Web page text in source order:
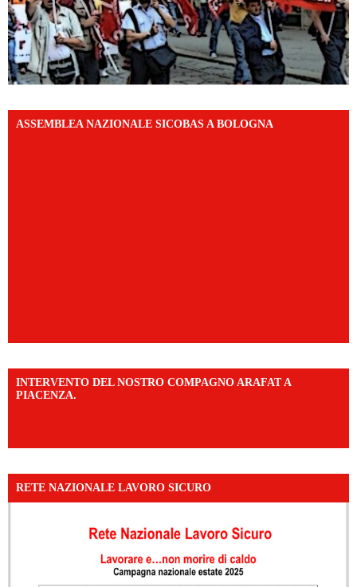
ASSEMBLEA NAZIONALE SICOBAS A BOLOGNA
INTERVENTO DEL NOSTRO COMPAGNO ARAFAT A
PIACENZA.
RETE NAZIONALE LAVORO SICURO